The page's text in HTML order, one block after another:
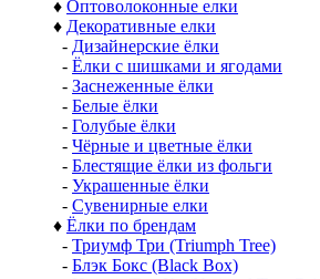
♦ Оптоволоконные елки
♦ Декоративные елки
- Дизайнерские ёлки
- Ёлки с шишками и ягодами
- Заснеженные ёлки
- Белые ёлки
- Голубые ёлки
- Чёрные и цветные ёлки
- Блестящие ёлки из фольги
- Украшенные ёлки
- Сувенирные елки
♦ Ёлки по брендам
- Триумф Три (Triumph Tree)
- Блэк Бокс (Black Box)